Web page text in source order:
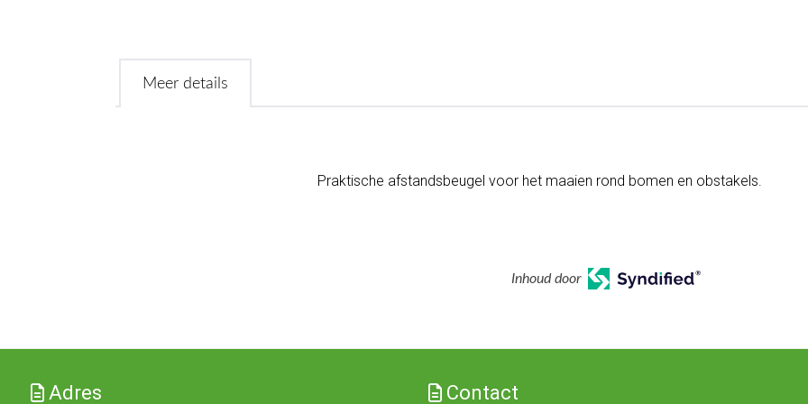
Meer details
Praktische afstandsbeugel voor het maaien rond bomen en obstakels.
Inhoud door
Adres Contact